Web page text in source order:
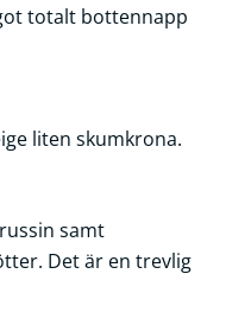
totalt bottennapp
liten skumkrona.
samt
Det är en trevlig